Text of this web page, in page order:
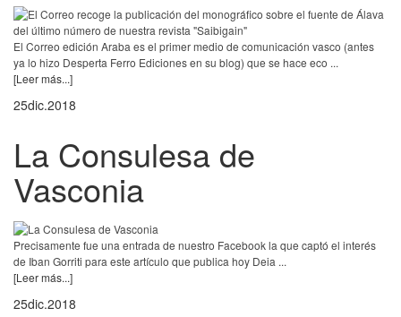
El Correo edición Araba es el primer medio de comunicación vasco (antes
ya lo hizo Desperta Ferro Ediciones en su blog) que se hace eco ...
[Leer más...]
25dic.2018
La Consulesa de
Vasconia
Precisamente fue una entrada de nuestro Facebook la que captó el interés
de Iban Gorriti para este artículo que publica hoy Deia ...
[Leer más...]
25dic.2018